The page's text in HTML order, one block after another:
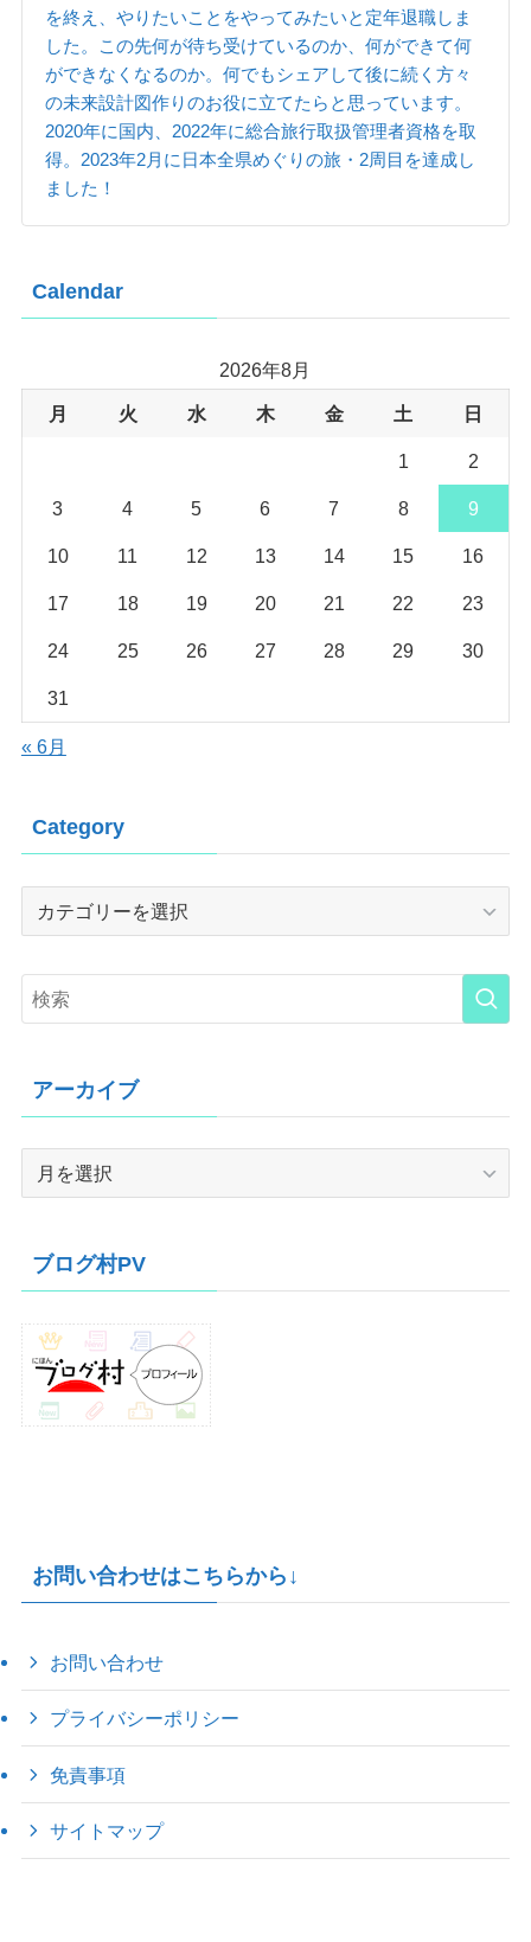
を終え、やりたいことをやってみたいと定年退職しま
した。この先何が待ち受けているのか、何ができて何
ができなくなるのか。何でもシェアして後に続く方々
の未来設計図作りのお役に立てたらと思っています。
2020年に国内、2022年に総合旅行取扱管理者資格を取
得。2023年2月に日本全県めぐりの旅・2周目を達成し
ました！
Calendar
2026年8月
月 火 水 木 金 土 日
1 2
3 4 5 6 7 8 9
10 11 12 13 14 15 16
17 18 19 20 21 22 23
24 25 26 27 28 29 30
31
« 6月
Category
Category
アーカイブ
ブ
ブログ村PV
お問い合わせはこちらから↓
お問い合わせ
プライバシーポリシー
免責事項
サイトマップ